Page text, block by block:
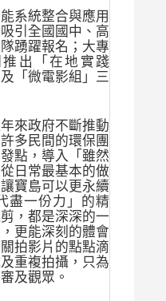
系統整合與應用
引全國國中、高
踴躍報名；大專
出「在地實踐
「微電影組」三
來政府不斷推動
多民間的環保團
點，導入「雖然
日常最基本的做
寶島可以更永續
盡一份力」的精
，都是深深的一
更能深刻的體會
拍影片的點點滴
重複拍攝，只為
及觀眾。